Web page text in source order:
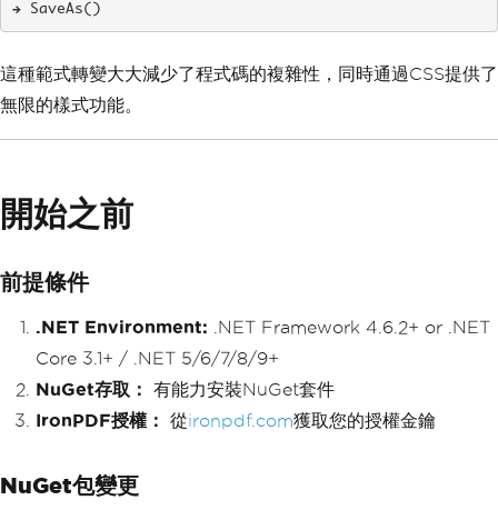
→ SaveAs()
這種範式轉變大大減少了程式碼的複雜性，同時通過CSS提供了
無限的樣式功能。
開始之前
前提條件
.NET Environment: .NET Framework 4.6.2+ or .NET
Core 3.1+ / .NET 5/6/7/8/9+
NuGet存取：
有能力安裝NuGet套件
IronPDF授權：
從ironpdf.com獲取您的授權金鑰
NuGet包變更